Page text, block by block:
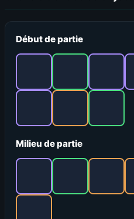
Début de partie
Milieu de partie